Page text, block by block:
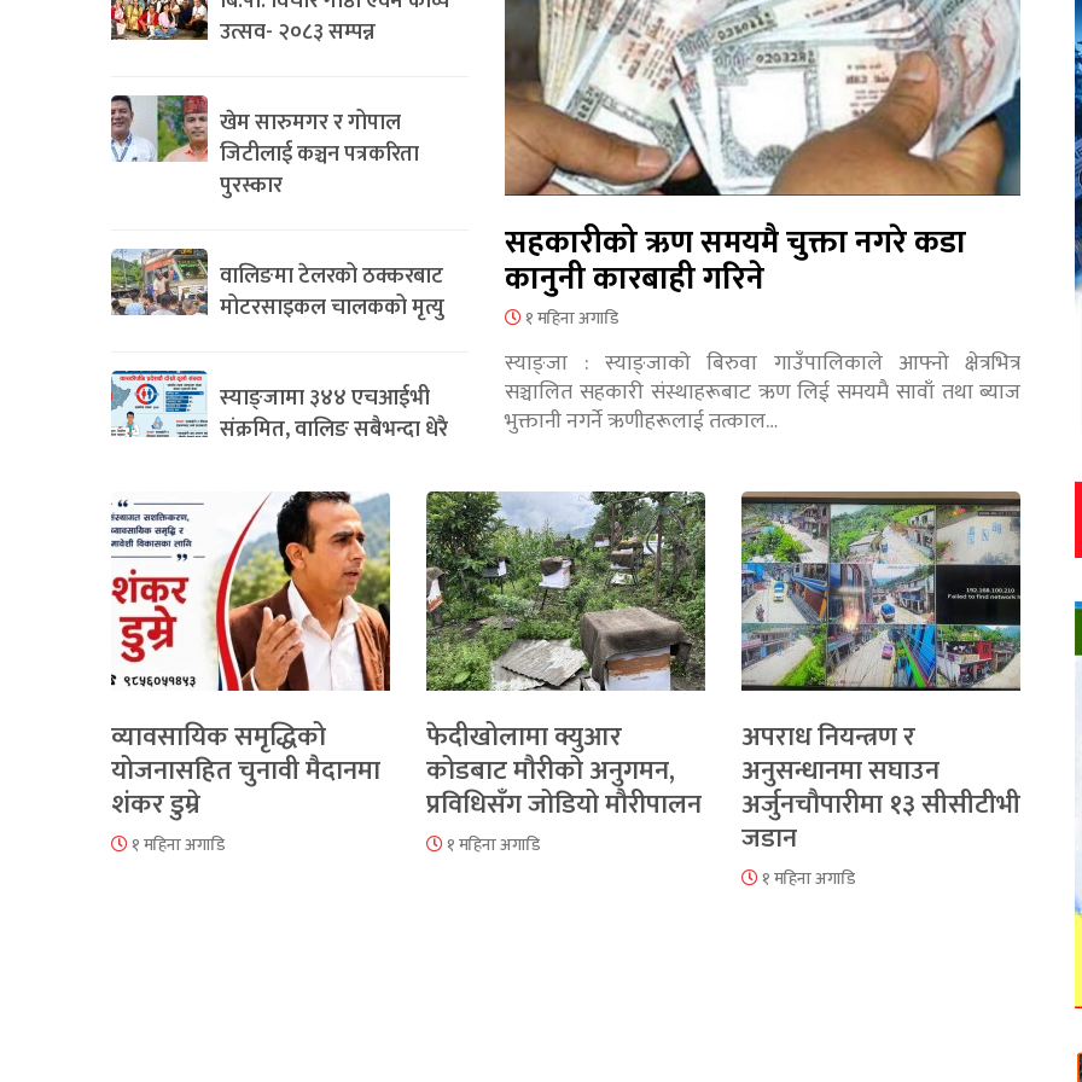
उत्सव- २०८३ सम्पन्न
खेम सारुमगर र गोपाल
जिटीलाई कञ्चन पत्रकरिता
पुरस्कार
वालिङमा टेलरको ठक्करबाट
मोटरसाइकल चालकको मृत्यु
स्याङ्जामा ३४४ एचआईभी
संक्रमित, वालिङ सबैभन्दा धेरै
सहकारीको ऋण समयमै चुक्ता नगरे कडा
कानुनी कारबाही गरिने
१ महिना अगाडि
स्याङ्जा : स्याङ्जाको बिरुवा गाउँपालिकाले आफ्नो क्षेत्रभित्र
सञ्चालित सहकारी संस्थाहरूबाट ऋण लिई समयमै सावाँ तथा ब्याज
भुक्तानी नगर्ने ऋणीहरूलाई तत्काल…
व्यावसायिक समृद्धिको
योजनासहित चुनावी मैदानमा
शंकर डुम्रे
१ महिना अगाडि
फेदीखोलामा क्युआर
कोडबाट मौरीको अनुगमन,
प्रविधिसँग जोडियो मौरीपालन
१ महिना अगाडि
अपराध नियन्त्रण र
अनुसन्धानमा सघाउन
अर्जुनचौपारीमा १३ सीसीटीभी
जडान
१ महिना अगाडि